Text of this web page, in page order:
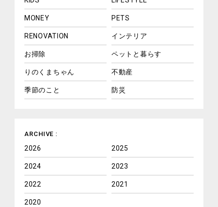
MONEY PETS
RENOVATION インテリア
お掃除 ペットと暮らす
りのくまちゃん 不動産
季節のこと 防災
ARCHIVE :
2026 2025
2024 2023
2022 2021
2020